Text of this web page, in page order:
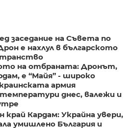
заседание на Съвета по
е нахлул в българското
на отбраната: Дронът,
е “Майя” - широко
армия
днес, валежи и
край Кардам: Украйна увери,
умишлено България и